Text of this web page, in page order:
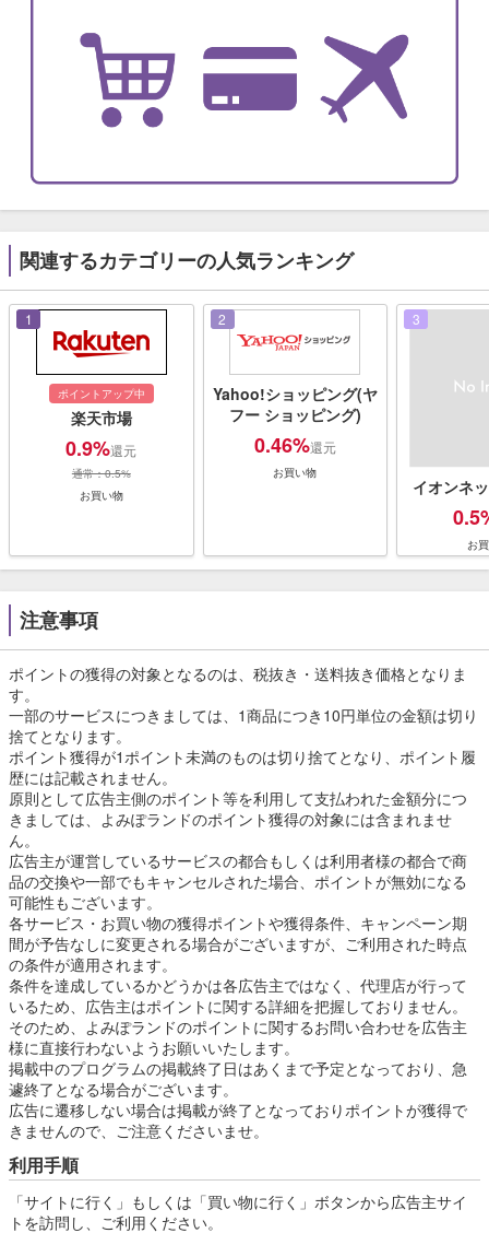
関連するカテゴリーの人気ランキング
1
ポイントアップ中
楽天市場
0.9%還元
通常：0.5%
お買い物
2
Yahoo!ショッピング(ヤ
フー ショッピング)
0.46%還元
お買い物
3
イオンネ
お
注意事項
ポイントの獲得の対象となるのは、税抜き・送料抜き価格となりま
す。
一部のサービスにつきましては、1商品につき10円単位の金額は切り
捨てとなります。
ポイント獲得が1ポイント未満のものは切り捨てとなり、ポイント履
歴には記載されません。
原則として広告主側のポイント等を利用して支払われた金額分につ
きましては、よみぽランドのポイント獲得の対象には含まれませ
ん。
広告主が運営しているサービスの都合もしくは利用者様の都合で商
品の交換や一部でもキャンセルされた場合、ポイントが無効になる
可能性もございます。
各サービス・お買い物の獲得ポイントや獲得条件、キャンペーン期
間が予告なしに変更される場合がございますが、ご利用された時点
の条件が適用されます。
条件を達成しているかどうかは各広告主ではなく、代理店が行って
いるため、広告主はポイントに関する詳細を把握しておりません。
そのため、よみぽランドのポイントに関するお問い合わせを広告主
様に直接行わないようお願いいたします。
掲載中のプログラムの掲載終了日はあくまで予定となっており、急
遽終了となる場合がございます。
広告に遷移しない場合は掲載が終了となっておりポイントが獲得で
きませんので、ご注意くださいませ。
利用手順
「サイトに行く」もしくは「買い物に行く」ボタンから広告主サイ
トを訪問し、ご利用ください。